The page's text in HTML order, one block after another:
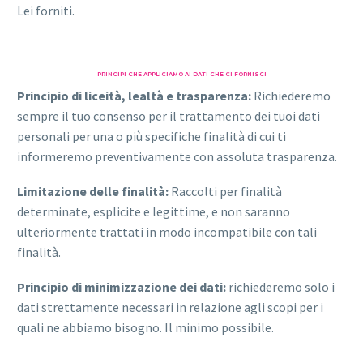
Lei forniti.
PRINCIPI CHE APPLICIAMO AI DATI CHE CI FORNISCI
Principio di liceità, lealtà e trasparenza: Richiederemo
sempre il tuo consenso per il trattamento dei tuoi dati
personali per una o più specifiche finalità di cui ti
informeremo preventivamente con assoluta trasparenza.
Limitazione delle finalità: Raccolti per finalità
determinate, esplicite e legittime, e non saranno
ulteriormente trattati in modo incompatibile con tali
finalità.
Principio di minimizzazione dei dati: richiederemo solo i
dati strettamente necessari in relazione agli scopi per i
quali ne abbiamo bisogno. Il minimo possibile.